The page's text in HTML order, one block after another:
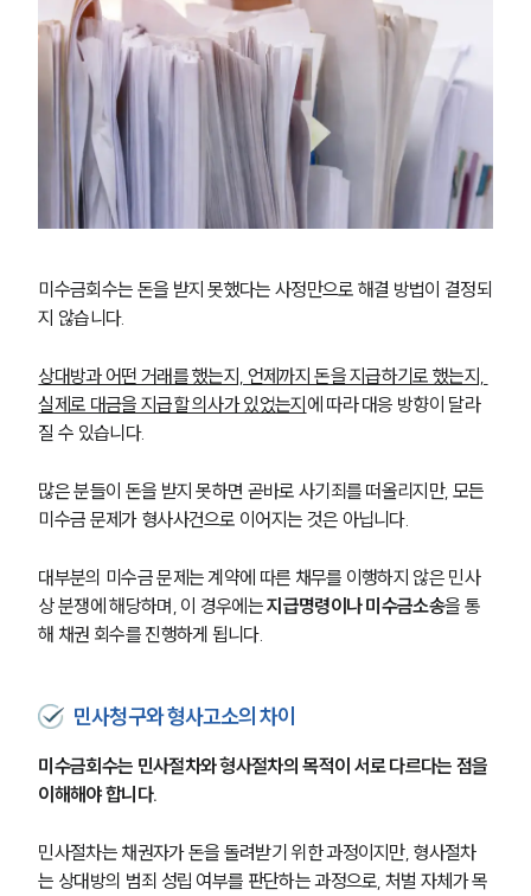
미수금회수는 돈을 받지 못했다는 사정만으로 해결 방법이 결정되
지 않습니다.
상대방과 어떤 거래를 했는지, 언제까지 돈을 지급하기로 했는지,
실제로 대금을 지급할 의사가 있었는지 에 따라 대응 방향이 달라
질 수 있습니다.
많은 분들이 돈을 받지 못하면 곧바로 사기죄를 떠올리지만, 모든
미수금 문제가 형사사건으로 이어지는 것은 아닙니다.
대부분의 미수금 문제는 계약에 따른 채무를 이행하지 않은 민사
상 분쟁에 해당하며, 이 경우에는 지급명령이나 미수금소송을 통
해 채권 회수를 진행하게 됩니다.
민사청구와 형사고소의 차이
미수금회수는 민사절차와 형사절차의 목적이 서로 다르다는 점을
이해해야 합니다.
민사절차는 채권자가 돈을 돌려받기 위한 과정이지만, 형사절차
는 상대방의 범죄 성립 여부를 판단하는 과정으로, 처벌 자체가 목